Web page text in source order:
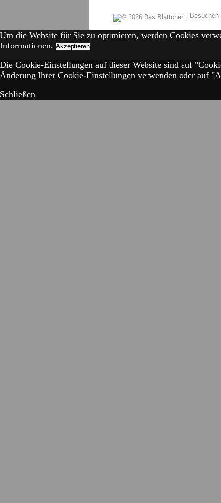
|
Um die Website für Sie zu optimieren, werden Cookies
Informationen. Akzeptieren
Die Cookie-Einstellungen auf dieser Website sind auf
Änderung Ihrer Cookie-Einstellungen verwenden oder auf
Schließen